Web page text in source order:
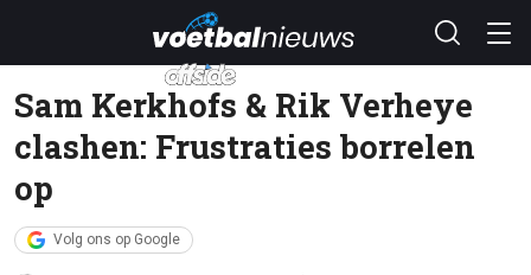
Sam Kerkhofs & Rik Verheye
clashen: Frustraties borrelen
op
Volg ons op Google